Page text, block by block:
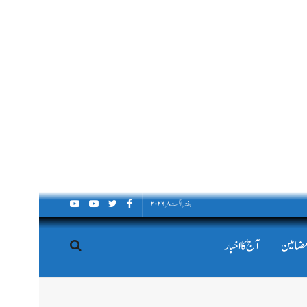
ہفتہ, اگست ۸, ۲۰۲۶
آج کا اخبار